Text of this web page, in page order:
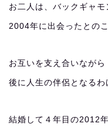
お二人は、バックギャ
2004年に出会ったとのこ
お互いを支え合いながら
後に人生の伴侶となるわ
結婚して４年目の2012